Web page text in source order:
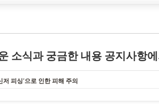
소식과 궁금한 내용 공지사항
저 피싱'으로 인한 피해 주의